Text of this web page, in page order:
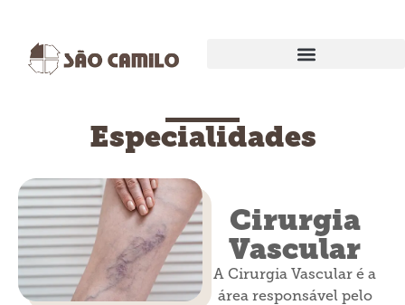
Especialidades
Cirurgia
Vascular
A Cirurgia Vascular é a
área responsável pelo